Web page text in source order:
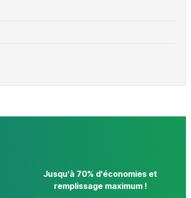
Jusqu'à 70% d'économies et
remplissage maximum !